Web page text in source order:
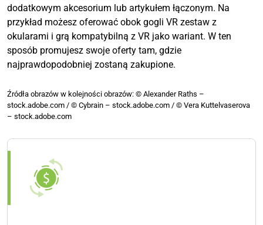
dodatkowym akcesorium lub artykułem łączonym. Na
przykład możesz oferować obok gogli VR zestaw z
okularami i grą kompatybilną z VR jako wariant. W ten
sposób promujesz swoje oferty tam, gdzie
najprawdopodobniej zostaną zakupione.
Źródła obrazów w kolejności obrazów: © Alexander Raths –
stock.adobe.com / © Cybrain – stock.adobe.com / © Vera Kuttelvaserova
– stock.adobe.com